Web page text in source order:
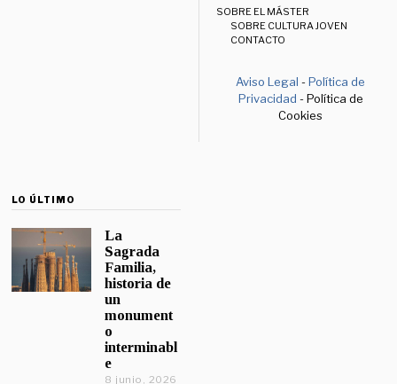
SOBRE EL MÁSTER
SOBRE CULTURA JOVEN
CONTACTO
Aviso Legal -Política de
Privacidad - Política de
Cookies
LO ÚLTIMO
La
Sagrada
Familia,
historia de
un
monument
o
interminabl
e
8 junio, 2026